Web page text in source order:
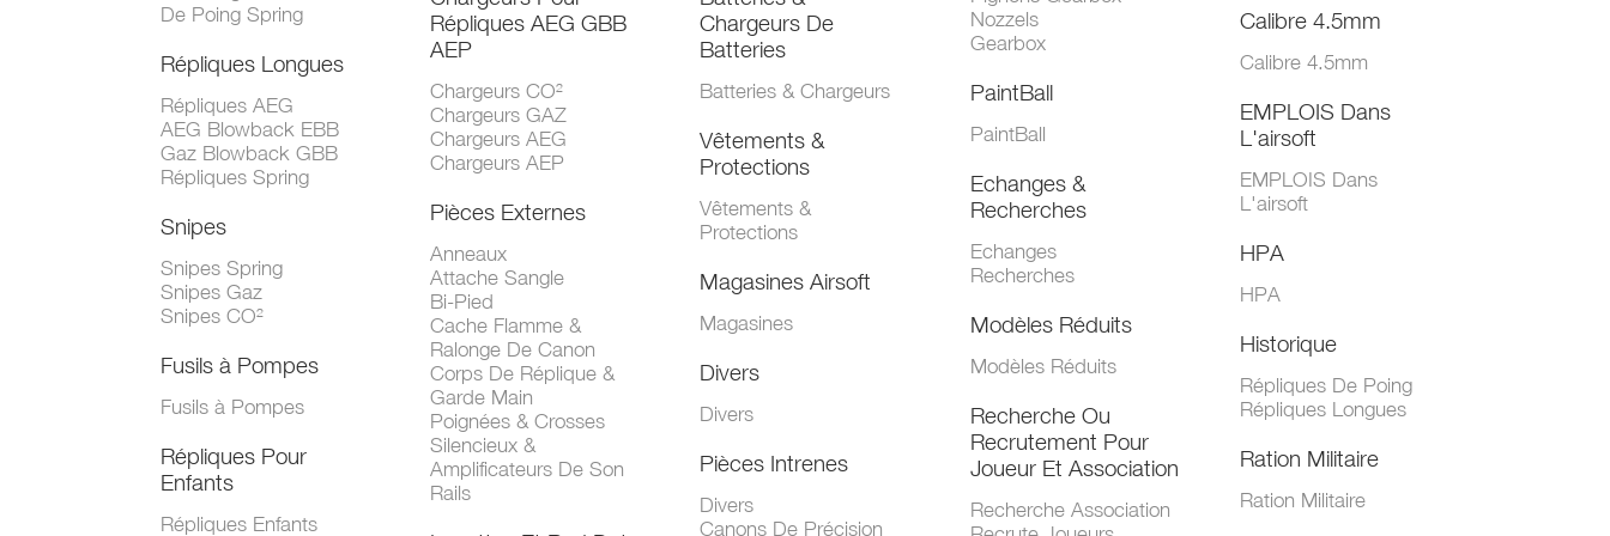
De Poing Spring
Répliques Longues
Répliques AEG
AEG Blowback EBB
Gaz Blowback GBB
Répliques Spring
Snipes
Snipes Spring
Snipes Gaz
Snipes CO²
Fusils à Pompes
Fusils à Pompes
Répliques Pour
Enfants
Répliques Enfants
Répliques AEG GBB
AEP
Chargeurs CO²
Chargeurs GAZ
Chargeurs AEG
Chargeurs AEP
Pièces Externes
Anneaux
Attache Sangle
Bi-Pied
Cache Flamme &
Ralonge De Canon
Corps De Réplique &
Garde Main
Poignées & Crosses
Silencieux &
Amplificateurs De Son
Rails
Chargeurs De
Batteries
Batteries & Chargeurs
Vêtements &
Protections
Vêtements &
Protections
Magasines Airsoft
Magasines
Divers
Divers
Pièces Intrenes
Divers
Canons De Précision
Nozzels
Gearbox
PaintBall
PaintBall
Echanges &
Recherches
Echanges
Recherches
Modèles Réduits
Modèles Réduits
Recherche Ou
Recrutement Pour
Joueur Et Association
Recherche Association
Calibre 4.5mm
Calibre 4.5mm
EMPLOIS Dans
L'airsoft
EMPLOIS Dans
L'airsoft
HPA
HPA
Historique
Répliques De Poing
Répliques Longues
Ration Militaire
Ration Militaire